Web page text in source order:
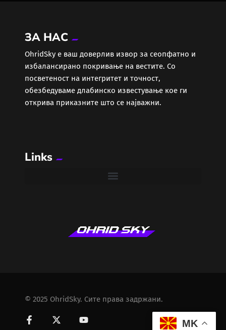
ЗА НАС
ОhridSky е ваш доверлив извор за сеопфатно и
избалансирано покривање на вестите. Со
посветеност на интегритет и точност,
обезбедуваме длабинско известување кое ги
открива приказните што се најважни.
Links
© 2025 OhridSky. Сите права задржани.
MK